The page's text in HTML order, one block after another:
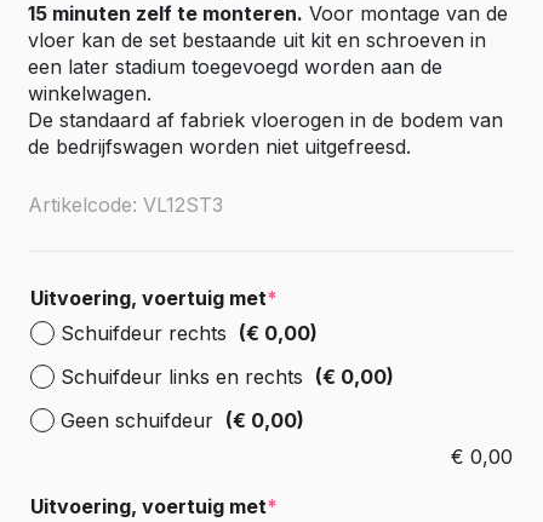
15 minuten zelf te monteren. Voor montage van de
vloer kan de set bestaande uit kit en schroeven in
een later stadium toegevoegd worden aan de
winkelwagen.
De standaard af fabriek vloerogen in de bodem van
de bedrijfswagen worden niet uitgefreesd.
Artikelcode: VL12ST3
Uitvoering, voertuig met*
Schuifdeur rechts (€ 0,00)
Schuifdeur links en rechts (€ 0,00)
Geen schuifdeur (€ 0,00)
€ 0,00
Uitvoering, voertuig met*